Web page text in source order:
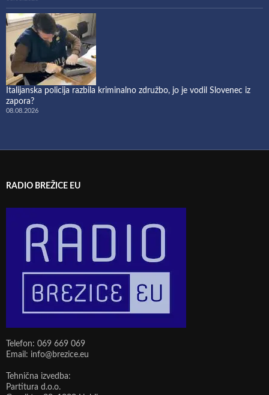
Italijanska policija razbila kriminalno združbo, jo je vodil Slovenec iz
zapora?
08.08.2026
RADIO BREŽICE EU
Telefon: 069 669 069
Email: info@brezice.eu
Tehnična izvedba:
Partitura d.o.o.